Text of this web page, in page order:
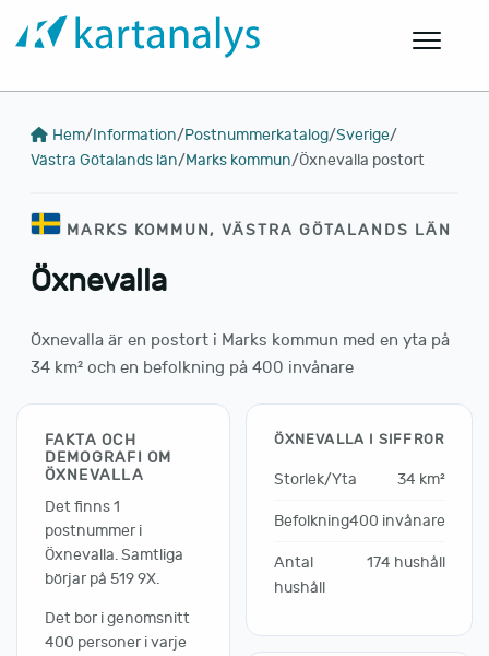
Hem/Information/Postnummerkatalog/Sverige/
Västra Götalands län/Marks kommun/Öxnevalla postort
MARKS KOMMUN, VÄSTRA GÖTALANDS LÄN
Öxnevalla
Öxnevalla är en postort i Marks kommun med en yta på
34 km² och en befolkning på 400 invånare
FAKTA OCH
DEMOGRAFI OM
ÖXNEVALLA
Det finns 1
postnummer i
Öxnevalla. Samtliga
börjar på 519 9X.
Det bor i genomsnitt
400 personer i varje
ÖXNEVALLA I SIFFROR
Storlek/Yta 34 km²
Befolkning400 invånare
Antal
hushåll
174 hushåll